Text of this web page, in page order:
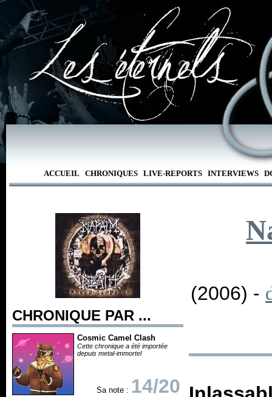
ACCUEIL CHRONIQUES LIVE-REPORTS INTERVIEWS
CHRONIQUE PAR ...
Cosmic Camel Clash
Cette chronique a été importée
depuis metal-immortel
Sa note : 14/20
(2006) -